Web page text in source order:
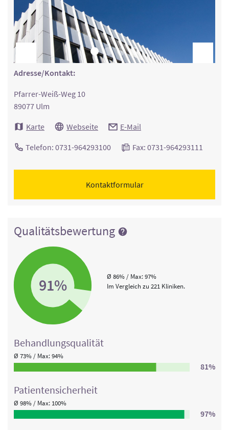
Adresse/Kontakt:
Pfarrer-Weiß-Weg 10
89077 Ulm
Karte
Webseite E-Mail
Telefon: 0731-964293100 Fax: 0731-964293111
Kontaktformular
Qualitätsbewertung
91%
Ø 86% / Max: 97%
Im Vergleich zu 221 Kliniken.
Behandlungs­qualität
Ø 73% / Max: 94%
81%
Patienten­sicherheit
Ø 98% / Max: 100%
97%